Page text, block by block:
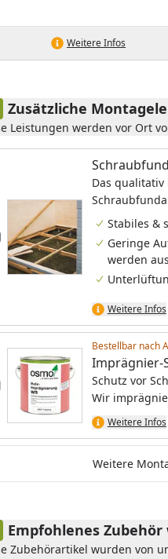
Weitere Infos
Zusätzliche
Leistungen werden vor Ort
Das
haben damit
dem
Sturmwinkel.
Stabiles &
Geringe
werden
Weitere Infos
Bestellbar nach
Imprägnier-
Schutz vor
Wir
schaffen so
Weitere Infos
Weitere
Empfohlenes Zubehör
Zubehörartikel wurden von